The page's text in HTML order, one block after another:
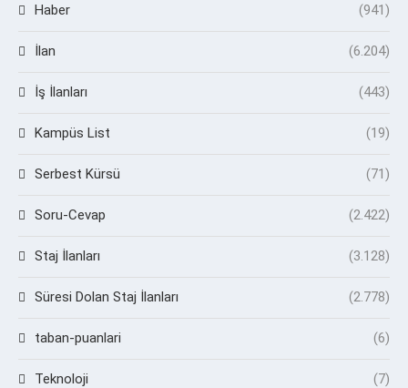
Haber (941)
İlan (6.204)
İş İlanları (443)
Kampüs List (19)
Serbest Kürsü (71)
Soru-Cevap (2.422)
Staj İlanları (3.128)
Süresi Dolan Staj İlanları (2.778)
taban-puanlari (6)
Teknoloji (7)